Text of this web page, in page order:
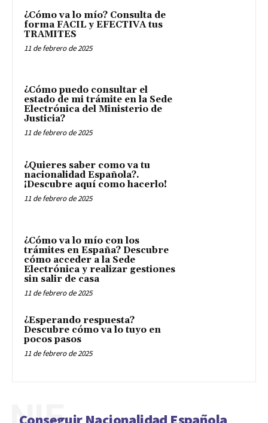
¿Cómo va lo mío? Consulta de
forma FACIL y EFECTIVA tus
TRAMITES
11 de febrero de 2025
¿Cómo puedo consultar el
estado de mi trámite en la Sede
Electrónica del Ministerio de
Justicia?
11 de febrero de 2025
¿Quieres saber como va tu
nacionalidad Española?.
¡Descubre aquí como hacerlo!
11 de febrero de 2025
¿Cómo va lo mío con los
trámites en España? Descubre
cómo acceder a la Sede
Electrónica y realizar gestiones
sin salir de casa
11 de febrero de 2025
¿Esperando respuesta?
Descubre cómo va lo tuyo en
pocos pasos
11 de febrero de 2025